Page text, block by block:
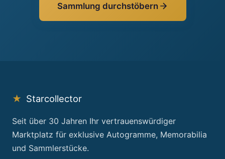
Sammlung durchstöbern
★ Starcollector
Seit über 30 Jahren Ihr vertrauenswürdiger
Marktplatz für exklusive Autogramme, Memorabilia
und Sammlerstücke.